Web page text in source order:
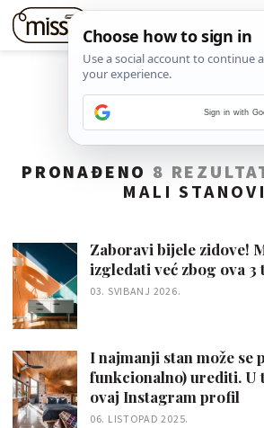
PRONAĐENO 8
MALI STANOVI
Zaboravi bijele zidove!
izgledati već zbog ova 3
03. SVIBANJ 2026.
I najmanji stan može se
funkcionalno) urediti. U
ovaj Instagram profil
06. LISTOPAD 2025.
Sign in with